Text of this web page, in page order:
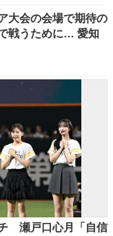
大会の会場で期待の
戦うために… 愛知
チ 瀬戸口心月「自信